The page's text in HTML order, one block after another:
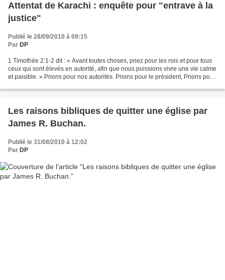
Attentat de Karachi : enquête pour "entrave à la
justice"
Publié le 28/09/2010 à 09:15
Par DP
1 Timothée 2:1-2 dit : « Avant toutes choses, priez pour les rois et pour tous
ceux qui sont élevés en autorité, afin que nous puissions vivre une vie calme
et paisible. » Prions pour nos autorités. Prions pour le président, Prions pour
Les raisons bibliques de quitter une église par
James R. Buchan.
Publié le 31/08/2010 à 12:02
Par DP